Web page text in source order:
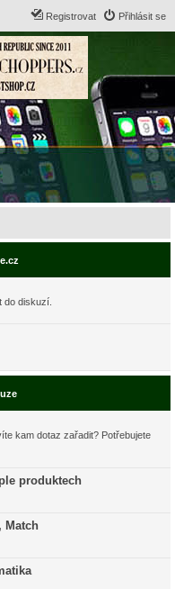
Přihlásit se
Registrovat
do diskuzí.
kam dotaz zařadit? Potřebujete
produktech
Match